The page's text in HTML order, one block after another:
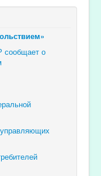
сообщает о